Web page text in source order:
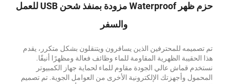
حزم ظهر Waterproof مزودة بمنفذ شحن USB للعمل
للمحترفين الذين يسافرون ويتنقلون بشكل متكرر، يقدم
الظهرية المقاومة للماء وظائف فعالة ومظهرًا أنيقًا.
عالي الجودة مقاوم للماء لحماية جهاز الكمبيوتر
الإلكترونية الأخرى من العوامل الجوية. تم تصميم